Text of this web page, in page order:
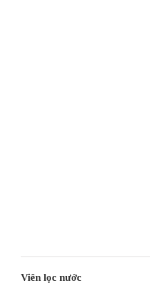
Viên lọc nước